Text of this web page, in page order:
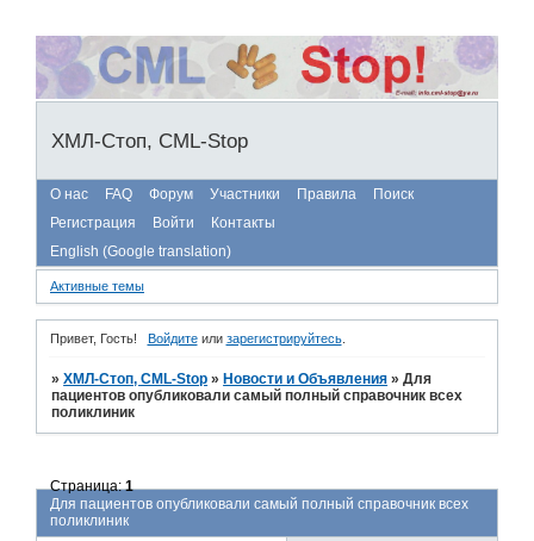
ХМЛ-Стоп, CML-Stop
О нас FAQ Форум Участники Правила
Поиск
Регистрация
Войти
Контакты
English (Google translation)
Активные темы
Привет, Гость! Войдитеили зарегистрируйтесь.
»ХМЛ-Стоп, CML-Stop » Новости и Объявления »Для
пациентов опубликовали самый полный справочник всех
поликлиник
Для пациентов опубликовали самый полный справочник всех
поликлиник
Страница:1